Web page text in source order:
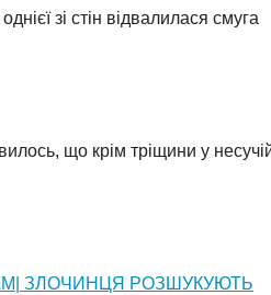
зі стін відвалилася смуга
що крім тріщини у
ЗЛОЧИНЦЯ РОЗШУКУЮТЬ